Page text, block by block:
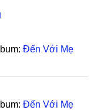
Đến Với Mẹ
Đến Với Mẹ